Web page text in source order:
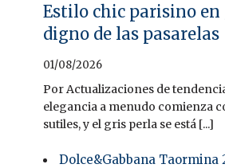
Estilo chic parisino en
digno de las pasarelas
01/08/2026
Por Actualizaciones de
elegancia a menudo comienza
sutiles, y el gris perla se está [...]
Dolce&Gabbana Taormina